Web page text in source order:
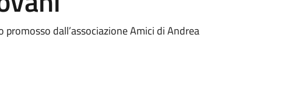
promosso dall’associazione Amici di Andrea